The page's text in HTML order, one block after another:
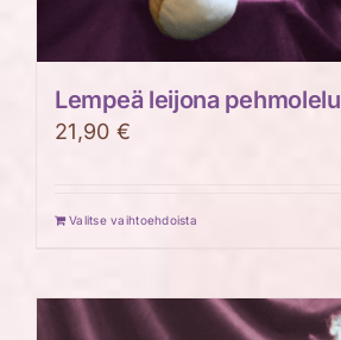
Lempeä leijona pehmolelu
21,90 €
Valitse vaihtoehdoista